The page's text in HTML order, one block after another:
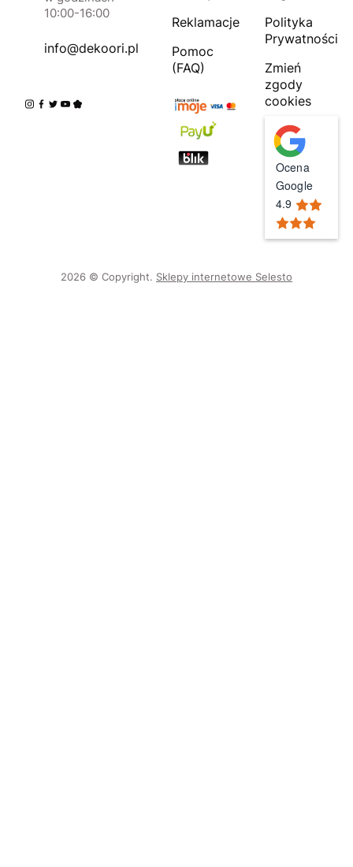
10:00-16:00
info@dekoori.pl
Reklamacje
Pomoc
(FAQ)
Polityka
Prywatności
Zmień
zgody
cookies
Ocena
Google
4.9
2026 © Copyright. Sklepy internetowe Selesto